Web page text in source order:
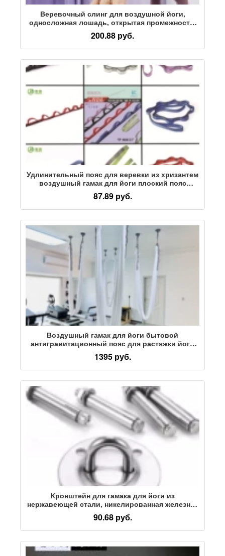
Веревочный слинг для воздушной йоги,
односложная лошадь, открытая промежность,
пресс для ног, растяжка, вспомогательный
гамак, наклониться, перевернутая веревка, пояс
для йоги ниже пояса
200.88 руб.
Удлинительный пояс для веревки из хризантем
воздушный гамак для йоги плоский пояс
веревочный пояс из хризантем плоский пояс
скалолазание альпинизм плоский пояс
трансграничная оптовая торговля
87.89 руб.
Воздушный гамак для йоги бытовой
антигравитационный пояс для растяжки йоги
подвесной микроэластичный слинг-строп для
студии йоги
1395 руб.
Кронштейн для гамака для йоги из
нержавеющей стали, никелированная железная
фиксированная пластина, поворотный крюк,
несущие аксессуары
90.68 руб.